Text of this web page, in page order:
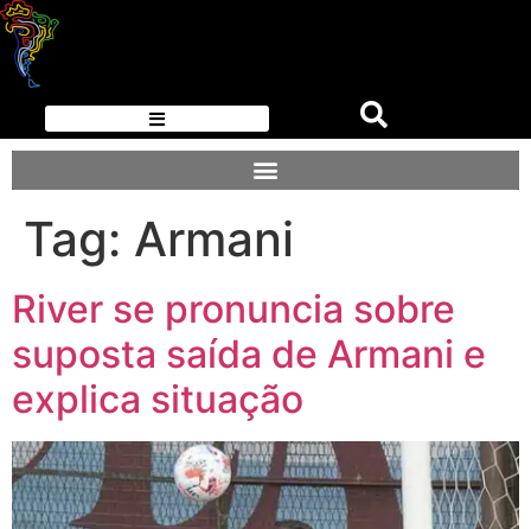
Tag: Armani
River se pronuncia sobre
suposta saída de Armani e
explica situação